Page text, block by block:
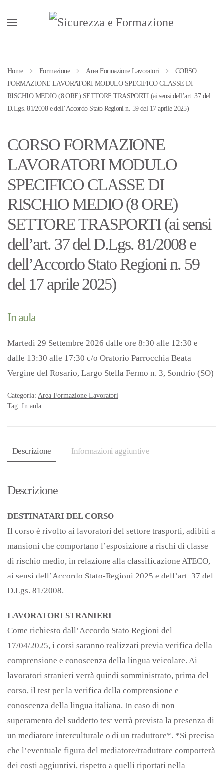
Passa al contenuto principale
Home Formazione Area Formazione Lavoratori
CORSO
FORMAZIONE LAVORATORI MODULO SPECIFICO CLASSE DI
RISCHIO MEDIO (8 ORE) SETTORE TRASPORTI (ai sensi dell’art. 37 del
D.Lgs. 81/2008 e dell’Accordo Stato Regioni n. 59 del 17 aprile 2025)
CORSO FORMAZIONE
LAVORATORI MODULO
SPECIFICO CLASSE DI
RISCHIO MEDIO (8 ORE)
SETTORE TRASPORTI (ai sensi
dell’art. 37 del D.Lgs. 81/2008 e
dell’Accordo Stato Regioni n. 59
del 17 aprile 2025)
In aula
Martedì 29 Settembre 2026 dalle ore 8:30 alle 12:30 e
dalle 13:30 alle 17:30 c/o Oratorio Parrocchia Beata
Vergine del Rosario, Largo Stella Fermo n. 3, Sondrio (SO)
Categoria: Area Formazione Lavoratori
Tag: In aula
Descrizione Informazioni aggiuntive
Descrizione
DESTINATARI DEL CORSO
Il corso è rivolto ai lavoratori del settore trasporti, adibiti a
mansioni che comportano l’esposizione a rischi di classe
di rischio medio, in relazione alla classificazione ATECO,
ai sensi dell’Accordo Stato-Regioni 2025 e dell’art. 37 del
D.Lgs. 81/2008.
LAVORATORI STRANIERI
Come richiesto dall’Accordo Stato Regioni del
17/04/2025, i corsi saranno realizzati previa verifica della
comprensione e conoscenza della lingua veicolare. Ai
lavoratori stranieri verrà quindi somministrato, prima del
corso, il test per la verifica della comprensione e
conoscenza della lingua italiana. In caso di non
superamento del suddetto test verrà prevista la presenza di
un mediatore interculturale o di un traduttore*. *Si precisa
che l’eventuale figura del mediatore/traduttore comporterà
dei costi aggiuntivi, rispetto a quelli riportati nella